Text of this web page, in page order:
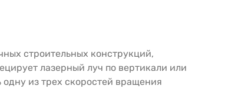
строительных конструкций,
лазерный луч по вертикали или
из трех скоростей вращения